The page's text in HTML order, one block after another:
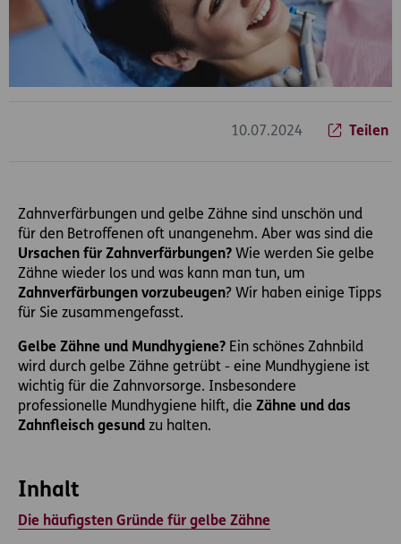
10.07.2024 Teilen
Zahnverfärbungen und gelbe Zähne sind unschön und
für den Betroffenen oft unangenehm. Aber was sind die
Ursachen für Zahnverfärbungen? Wie werden Sie gelbe
Zähne wieder los und was kann man tun, um
Zahnverfärbungen vorzubeugen? Wir haben einige Tipps
für Sie zusammengefasst.
Gelbe Zähne und Mundhygiene? Ein schönes Zahnbild
wird durch gelbe Zähne getrübt - eine Mundhygiene ist
wichtig für die Zahnvorsorge. Insbesondere
professionelle Mundhygiene hilft, die Zähne und das
Zahnfleisch gesund zu halten.
Inhalt
Die häufigsten Gründe für gelbe Zähne